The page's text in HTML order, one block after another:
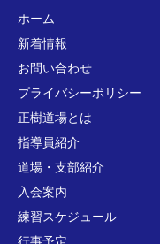
ホーム
新着情報
お問い合わせ
プライバシーポリシー
正樹道場とは
指導員紹介
道場・支部紹介
入会案内
練習スケジュール
行事予定